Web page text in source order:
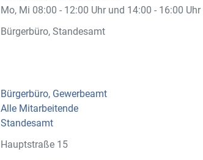
Mo, Mi 08:00 - 12:00 Uhr und 14:00 - 16:00 Uhr
Bürgerbüro, Standesamt
Bürgerbüro, Gewerbeamt
Alle Mitarbeitende
Standesamt
Hauptstraße 15